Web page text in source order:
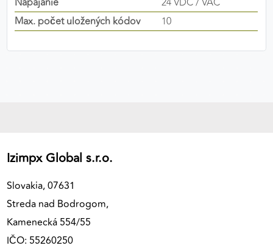
Max. počet uložených kódov
10
Izimpx Global s.r.o.
Slovakia, 07631
Streda nad Bodrogom,
Kamenecká 554/55
IČO: 55260250
výkon a funkčnosť našich stránok.
stránkami. Umožňujú nám a našim partnerom
našom webe aj v reklamných sieťach tretích strán.
Google Ads
Poskytovateľ: